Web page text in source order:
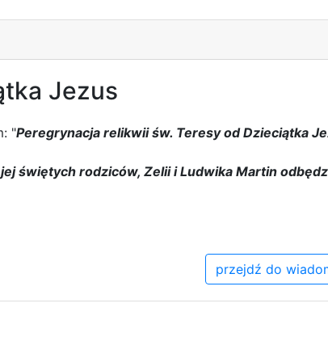
Jezus
"Peregrynacja relikwii św. Teresy od Dzieciątka
świętych rodziców, Zelii i Ludwika Martin
przejdź do